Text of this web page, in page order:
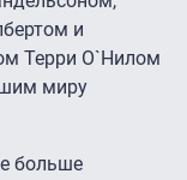
и
Терри О`Нилом
миру
больше